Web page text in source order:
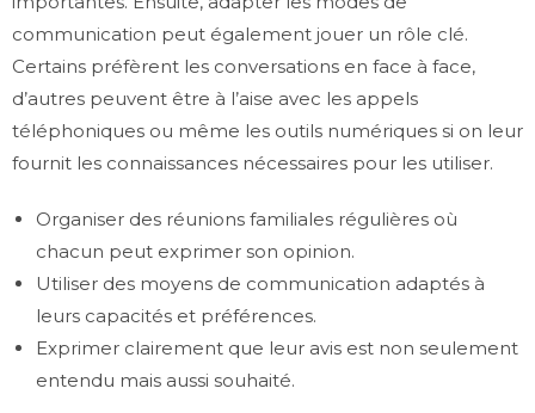
communication peut également jouer un rôle clé.
Certains préfèrent les conversations en face à face,
d’autres peuvent être à l’aise avec les appels
téléphoniques ou même les outils numériques si on leur
fournit les connaissances nécessaires pour les utiliser.
Organiser des réunions familiales régulières où
chacun peut exprimer son opinion.
Utiliser des moyens de communication adaptés à
leurs capacités et préférences.
Exprimer clairement que leur avis est non seulement
entendu mais aussi souhaité.